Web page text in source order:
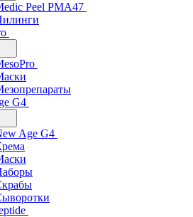
Peel PMA47
G4
Age G4